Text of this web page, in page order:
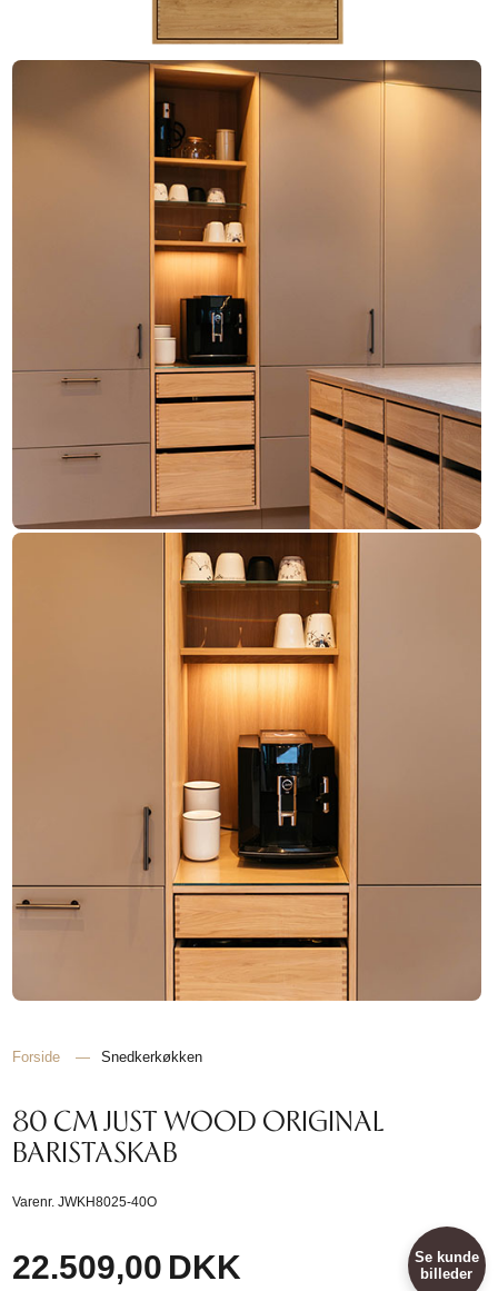
Forside — Snedkerkøkken
80 CM JUST WOOD ORIGINAL
BARISTASKAB
Varenr.JWKH8025-40O
22.509,00 DKK
Se kunde
billeder